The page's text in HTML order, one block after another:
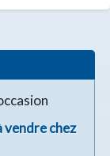
chez